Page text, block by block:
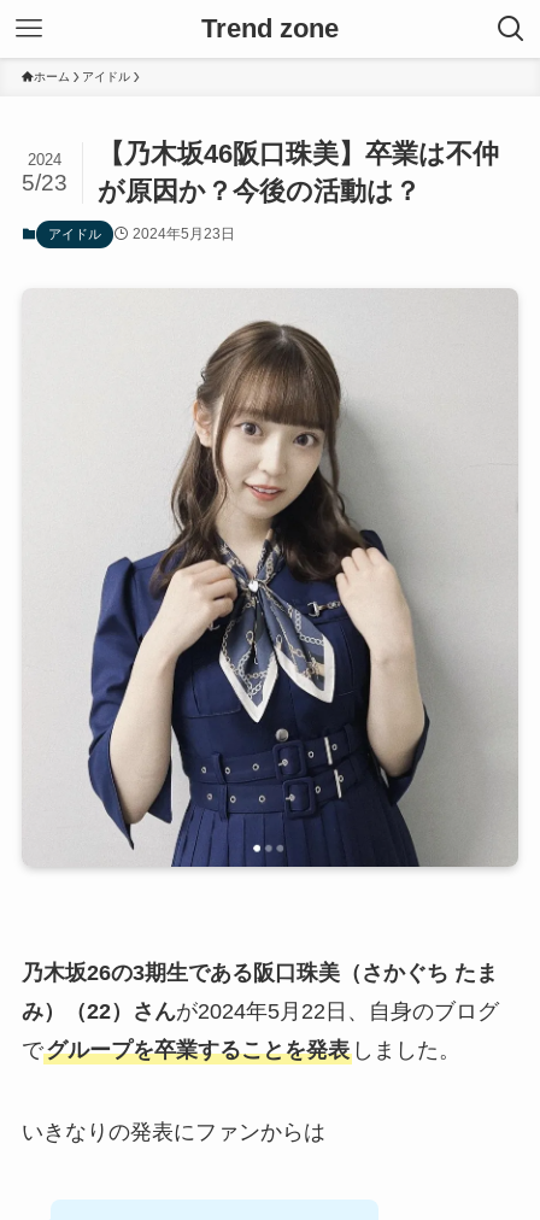
Trend zone
ホーム アイドル
【乃木坂46阪口珠美】卒業は不仲
が原因か？今後の活動は？
2024
5/23
アイドル 2024年5月23日
乃木坂26の3期生である阪口珠美（さかぐち たま
み）（22）さんが2024年5月22日、自身のブログ
でグループを卒業することを発表しました。
いきなりの発表にファンからは